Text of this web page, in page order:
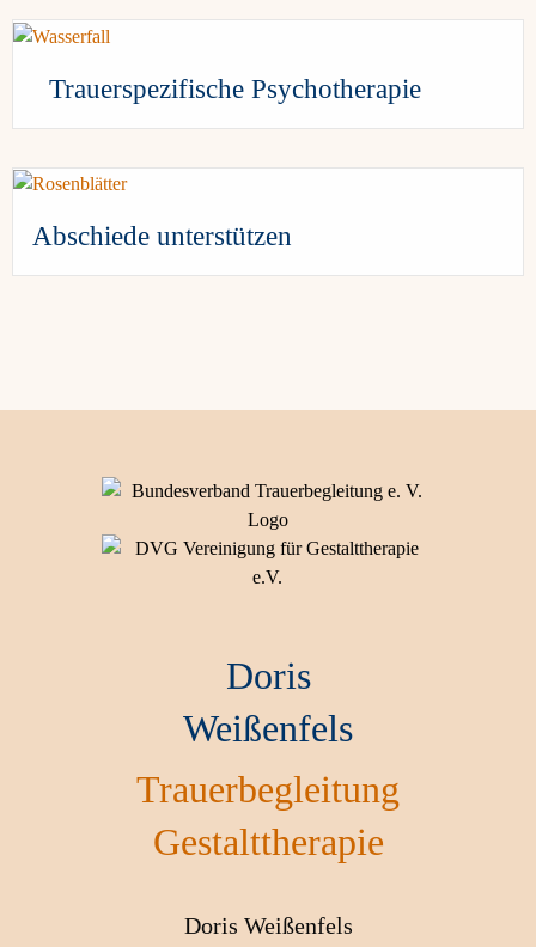
Trauerspezifische Psychotherapie
Abschiede unterstützen
Doris
Weißenfels
Trauerbegleitung
Gestalttherapie
Doris Weißenfels